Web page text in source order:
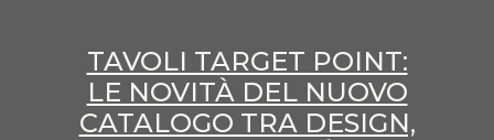
TAVOLI TARGET POINT:
LE NOVITÀ DEL NUOVO
CATALOGO TRA DESIGN,